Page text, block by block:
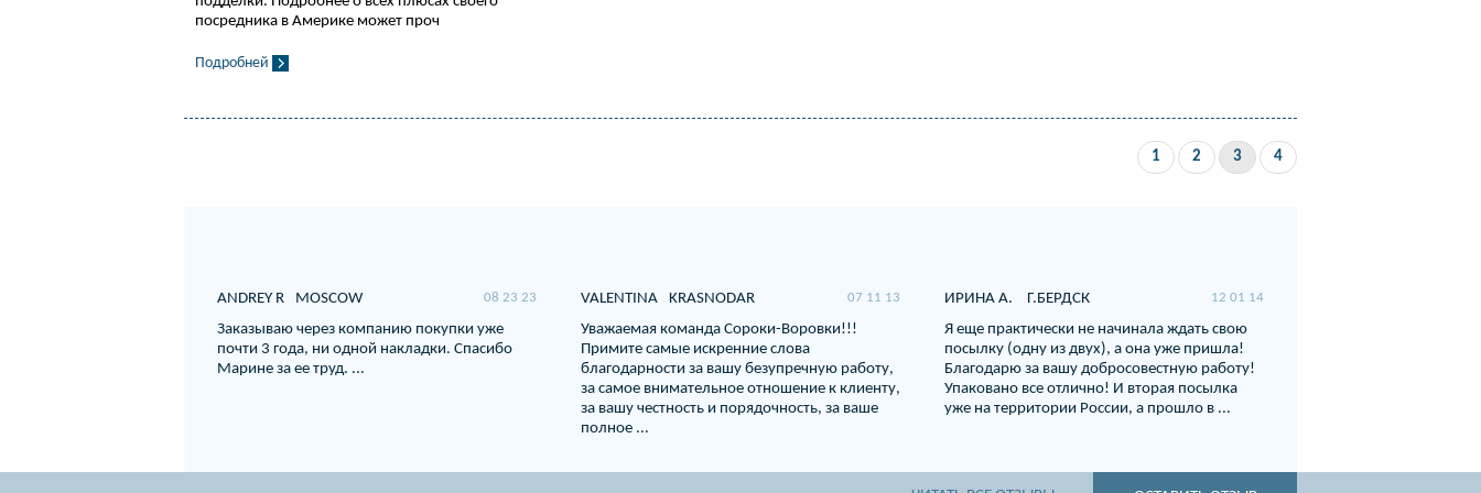
посредника в Америке может проч
Подробней
1 2 3 4
ANDREY R MOSCOW 08 23 23
Заказываю через компанию покупки уже
почти 3 года, ни одной накладки. Спасибо
Марине за ее труд. ...
VALENTINA KRASNODAR 07 11 13
Уважаемая команда Сороки-Воровки!!!
Примите самые искренние слова
благодарности за вашу безупречную работу,
за самое внимательное отношение к клиенту,
за вашу честность и порядочность, за ваше
полное ...
ИРИНА А. Г.БЕРДСК 12 01 14
Я еще практически не начинала ждать свою
посылку (одну из двух), а она уже пришла!
Благодарю за вашу добросовестную работу!
Упаковано все отлично! И вторая посылка
уже на территории России, а прошло в ...